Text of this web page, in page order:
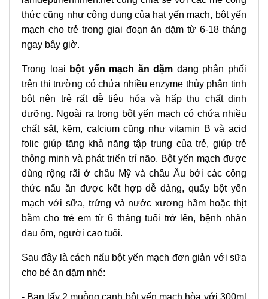
thức cũng như công dụng của hạt yến mạch, bột yến
mạch cho trẻ trong giai đoạn ăn dặm từ 6-18 tháng
ngay bây giờ.
Trong loại bột yến mạch ăn dặm đang phân phối
trên thị trường có chứa nhiều enzyme thủy phân tinh
bột nên trẻ rất dễ tiêu hóa và hấp thu chất dinh
dưỡng. Ngoài ra trong bột yến mạch có chứa nhiều
chất sắt, kẽm, calcium cũng như vitamin B và acid
folic giúp tăng khả năng tập trung của trẻ, giúp trẻ
thông minh và phát triển trí não. Bột yến mạch được
dùng rộng rãi ở châu Mỹ và châu Âu bởi các công
thức nấu ăn được kết hợp dễ dàng, quấy bột yến
mạch với sữa, trứng và nước xương hầm hoặc thịt
bằm cho trẻ em từ 6 tháng tuổi trở lên, bệnh nhân
đau ốm, người cao tuổi.
Sau đây là cách nấu bột yến mạch đơn giản với sữa
cho bé ăn dặm nhé:
- Bạn lấy 2 muỗng canh bột yến mạch hòa với 300ml